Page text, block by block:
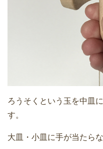
ろうそくという玉を中皿
す。
大皿・小皿に手が当たら